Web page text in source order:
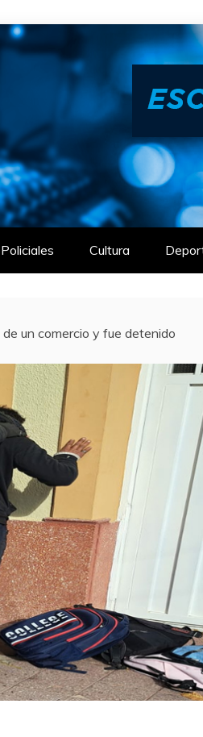
Policiales Cultura
un comercio y fue detenido